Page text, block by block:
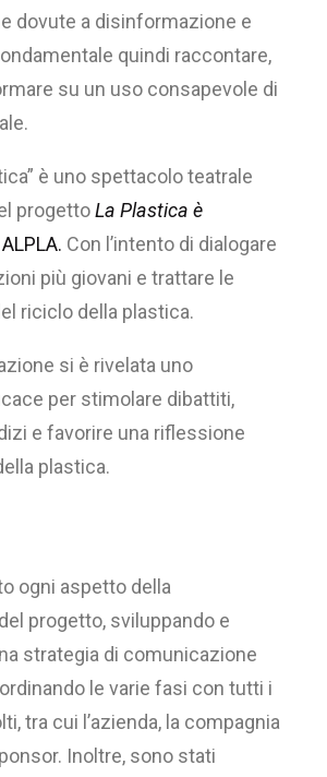
dovute a disinformazione e
quindi raccontare,
su un uso consapevole di
è uno spettacolo teatrale
progettoLa Plastica è
Con l’intento di dialogare
più giovani e trattare le
riciclo della plastica.
si è rivelata uno
per stimolare dibattiti,
e favorire una riflessione
plastica.
ogni aspetto della
progetto, sviluppando e
strategia di comunicazione
le varie fasi con tutti i
tra cui l’azienda, la compagnia
Inoltre, sono stati